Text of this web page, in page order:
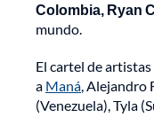
Colombia, Ryan
mundo.
El cartel de
a Maná, Alejandro
(Venezuela), Tyla